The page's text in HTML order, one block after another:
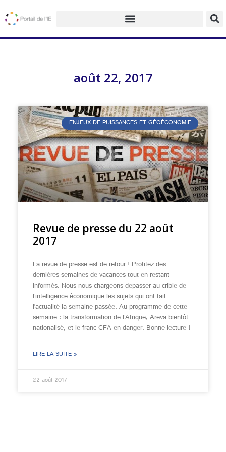
août 22, 2017
ENJEUX DE PUISSANCES ET GÉOÉCONOMIE
Revue de presse du 22 août
2017
La revue de presse est de retour ! Profitez des
dernières semaines de vacances tout en restant
informés. Nous nous chargeons depasser au crible de
l’intelligence économique les sujets qui ont fait
l’actualité la semaine passée. Au programme de cette
semaine : la transformation de l’Afrique, Areva bientôt
nationalisé, et le franc CFA en danger. Bonne lecture !
LIRE LA SUITE »
22 août 2017